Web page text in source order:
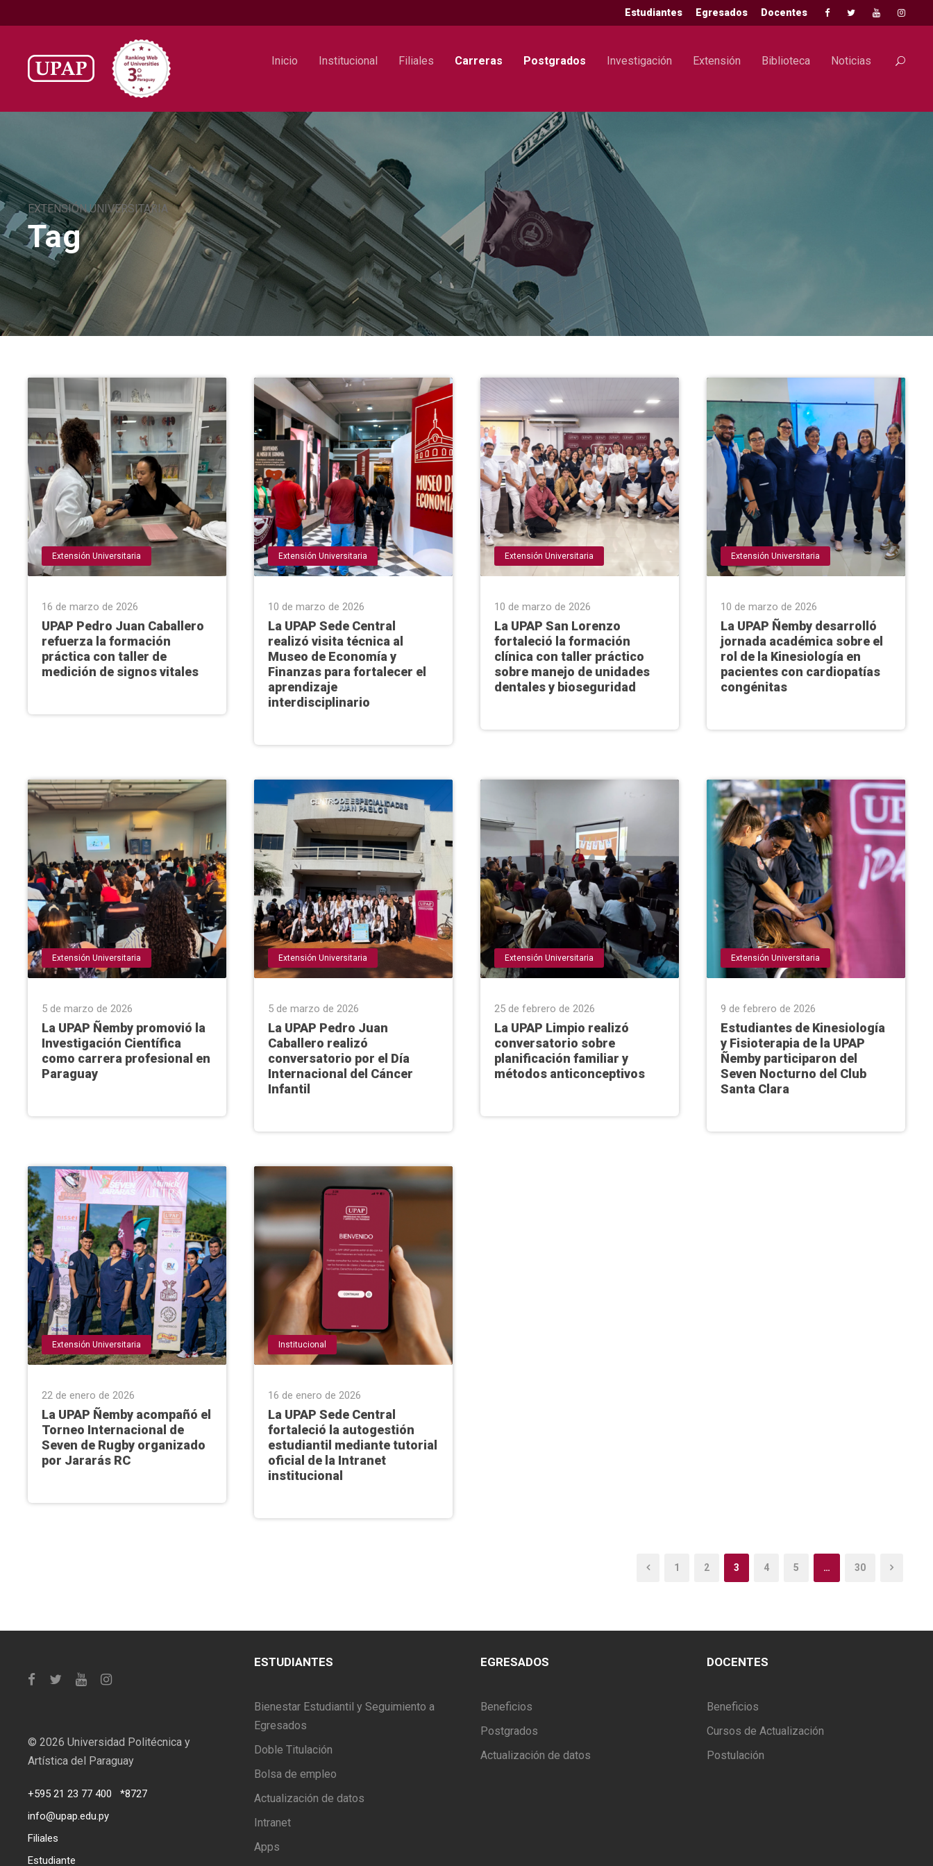
Estudiantes Egresados Docentes
Inicio Institucional Filiales Carreras Postgrados Investigación Extensión Biblioteca Noticias
EXTENSIÓN UNIVERSITARIA
Tag
Extensión Universitaria
16 de marzo de 2026
UPAP Pedro Juan Caballero
refuerza la formación
práctica con taller de
medición de signos vitales
Extensión Universitaria
10 de marzo de 2026
La UPAP Sede Central
realizó visita técnica al
Museo de Economía y
Finanzas para fortalecer el
aprendizaje
interdisciplinario
Extensión Universitaria
10 de marzo de 2026
La UPAP San Lorenzo
fortaleció la formación
clínica con taller práctico
sobre manejo de unidades
dentales y bioseguridad
Extensión Universitaria
10 de marzo de 2026
La UPAP Ñemby desarrolló
jornada académica sobre el
rol de la Kinesiología en
pacientes con cardiopatías
congénitas
Extensión Universitaria
5 de marzo de 2026
La UPAP Ñemby promovió la
Investigación Científica
como carrera profesional en
Paraguay
Extensión Universitaria
5 de marzo de 2026
La UPAP Pedro Juan
Caballero realizó
conversatorio por el Día
Internacional del Cáncer
Infantil
Extensión Universitaria
25 de febrero de 2026
La UPAP Limpio realizó
conversatorio sobre
planificación familiar y
métodos anticonceptivos
Extensión Universitaria
9 de febrero de 2026
Estudiantes de Kinesiología
y Fisioterapia de la UPAP
Ñemby participaron del
Seven Nocturno del Club
Santa Clara
Extensión Universitaria
22 de enero de 2026
La UPAP Ñemby acompañó el
Torneo Internacional de
Seven de Rugby organizado
por Jararás RC
Institucional
16 de enero de 2026
La UPAP Sede Central
fortaleció la autogestión
estudiantil mediante tutorial
oficial de la Intranet
institucional
1 2 3 4 5 … 30
© 2026 Universidad Politécnica y
Artística del Paraguay
+595 21 23 77 400
*8727
info@upap.edu.py
Filiales
Estudiante
ESTUDIANTES
Bienestar Estudiantil y Seguimiento a
Egresados
Doble Titulación
Bolsa de empleo
Actualización de datos
Intranet
Apps
EGRESADOS
Beneficios
Postgrados
Actualización de datos
DOCENTES
Beneficios
Cursos de Actualización
Postulación